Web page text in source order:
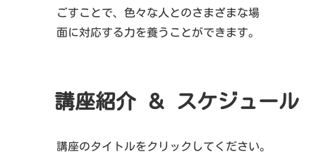
ごすことで、色々な人とのさまざまな場
面に対応する力を養うことができます。
講座紹介 ＆ スケジュール
講座のタイトルをクリックしてください。